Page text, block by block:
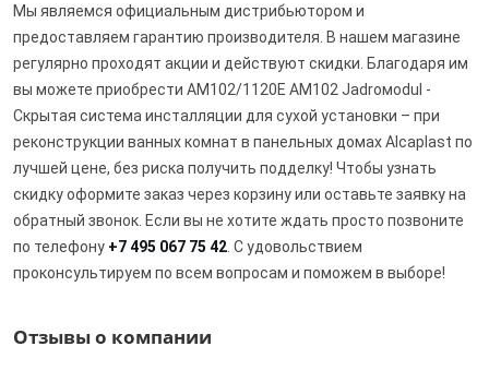
Мы являемся официальным дистрибьютором и
предоставляем гарантию производителя. В нашем магазине
регулярно проходят акции и действуют скидки. Благодаря им
вы можете приобрести AM102/1120E AM102 Jadroмodul -
Скрытая система инсталляции для сухой установки – при
реконструкции ванных комнат в панельных домах Alcaplast по
лучшей цене, без риска получить подделку! Чтобы узнать
скидку оформите заказ через корзину или оставьте заявку на
обратный звонок. Если вы не хотите ждать просто позвоните
по телефону +7 495 067 75 42 . С удовольствием
проконсультируем по всем вопросам и поможем в выборе!
Отзывы о компании